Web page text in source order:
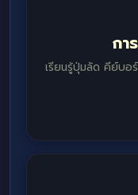
กา
เรียนรู้ปุ่มลัด คีย์บอ